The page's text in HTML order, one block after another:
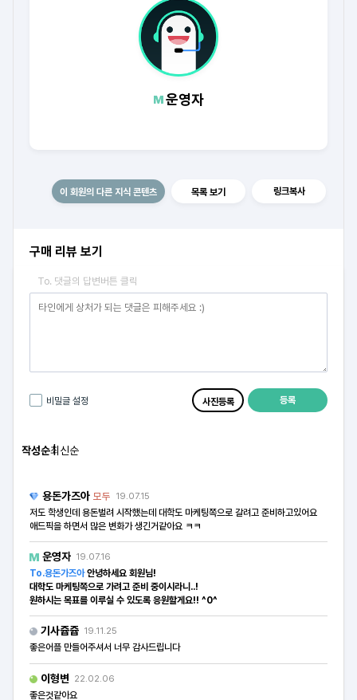
운영자
이 회원의 다른 지식 콘텐츠 목록 보기 링크복사
구매 리뷰 보기
To. 댓글의 답변버튼 클릭
비밀글 설정 사진등록 등록
작성순최신순
용돈가즈아 모두 19.07.15
저도 학생인데 용돈벌려 시작했는데 대학도 마케팅쪽으로 갈려고 준비하고있어요
애드픽을 하면서 많은 변화가 생긴거같아요 ㅋㅋ
운영자 19.07.16
To.용돈가즈아안녕하세요 회원님!
대학도 마케팅쪽으로 가려고 준비 중이시라니..!
원하시는 목표를 이루실 수 있도록 응원할게요!! ^0^
기사쥽쥽 19.11.25
좋은어플 만들어주셔서 너무 감사드립니다
이형변 22.02.06
좋은것같아요